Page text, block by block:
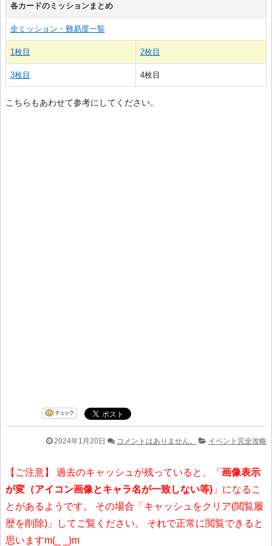
各カードのミッションまとめ
全ミッション・難易度一覧
1枚目 2枚目
3枚目 4枚目
こちらもあわせて参考にしてください。
2024年1月20日 コメントはありません。 イベント完全攻略
【ご注意】 過去のキャッシュが残っていると、「 画像表示
が変（アイコン画像とキャラ名が一致しない等) 」になるこ
とがあるようです。 その場合「キャッシュをクリア(閲覧履
歴を削除)」してご覧ください。 それで正常に閲覧できると
思いますm(_ _)m